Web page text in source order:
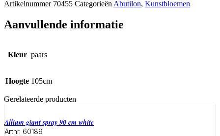
Artikelnummer 70455 Categorieën Abutilon, Kunstbloemen
Aanvullende informatie
Kleur paars
Hoogte 105cm
Gerelateerde producten
allium giant spray 90 cm white
Artnr. 60189